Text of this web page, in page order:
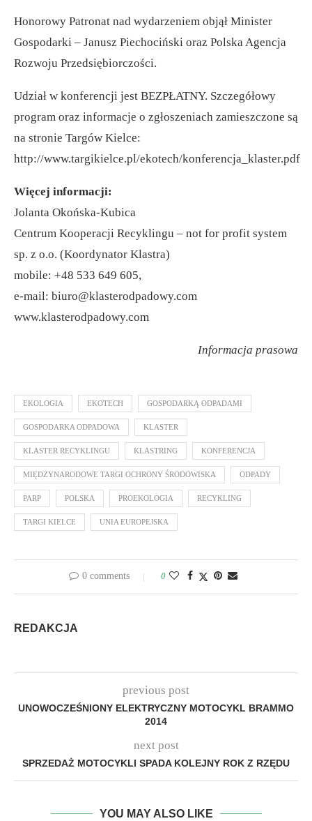
Honorowy Patronat nad wydarzeniem objął Minister
Gospodarki – Janusz Piechociński oraz Polska Agencja
Rozwoju Przedsiębiorczości.
Udział w konferencji jest BEZPŁATNY. Szczegółowy
program oraz informacje o zgłoszeniach zamieszczone są
na stronie Targów Kielce:
http://www.targikielce.pl/ekotech/konferencja_klaster.pdf
Więcej informacji:
Jolanta Okońska-Kubica
Centrum Kooperacji Recyklingu – not for profit system
sp. z o.o. (Koordynator Klastra)
mobile: +48 533 649 605,
e-mail: biuro@klasterodpadowy.com
www.klasterodpadowy.com
Informacja prasowa
EKOLOGIA EKOTECH GOSPODARKĄ ODPADAMI
GOSPODARKA ODPADOWA KLASTER
KLASTER RECYKLINGU KLASTRING KONFERENCJA
MIĘDZYNARODOWE TARGI OCHRONY ŚRODOWISKA ODPADY
PARP POLSKA PROEKOLOGIA RECYKLING
TARGI KIELCE UNIA EUROPEJSKA
0 comments 0
REDAKCJA
previous post
UNOWOCZEŚNIONY ELEKTRYCZNY MOTOCYKL BRAMMO
2014
next post
SPRZEDAŻ MOTOCYKLI SPADA KOLEJNY ROK Z RZĘDU
YOU MAY ALSO LIKE